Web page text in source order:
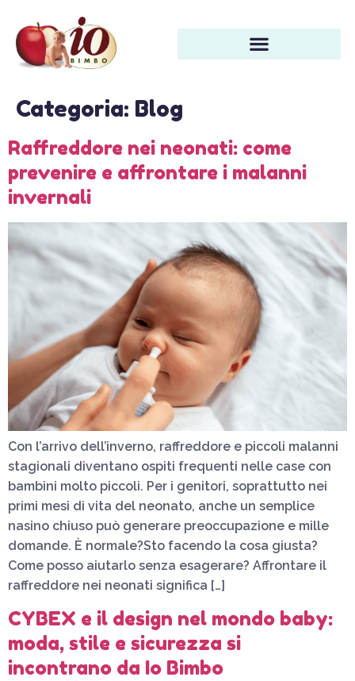
Categoria: Blog
Raffreddore nei neonati: come
prevenire e affrontare i malanni
invernali
Con l’arrivo dell’inverno, raffreddore e piccoli malanni
stagionali diventano ospiti frequenti nelle case con
bambini molto piccoli. Per i genitori, soprattutto nei
primi mesi di vita del neonato, anche un semplice
nasino chiuso può generare preoccupazione e mille
domande. È normale?Sto facendo la cosa giusta?
Come posso aiutarlo senza esagerare? Affrontare il
raffreddore nei neonati significa […]
CYBEX e il design nel mondo baby:
moda, stile e sicurezza si
incontrano da Io Bimbo